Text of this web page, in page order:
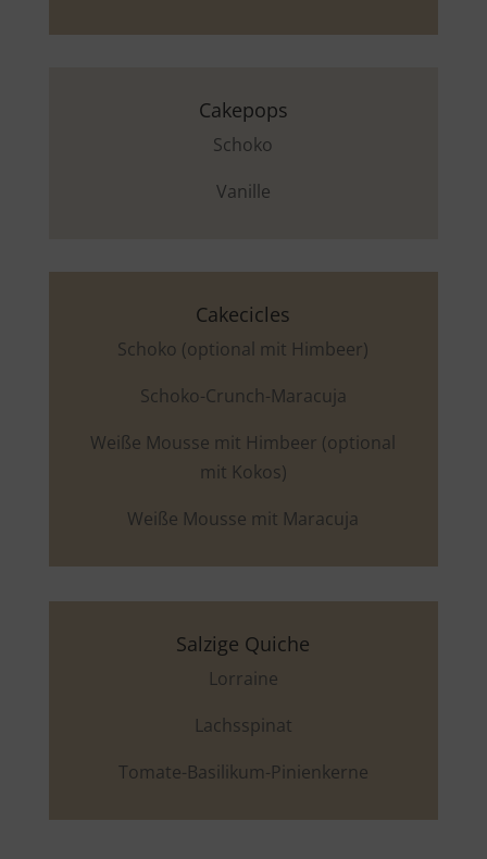
Cakepops
Schoko
Vanille
Cakecicles
Schoko (optional mit Himbeer)
Schoko-Crunch-Maracuja
Weiße Mousse mit Himbeer (optional
mit Kokos)
Weiße Mousse mit Maracuja
Salzige Quiche
Lorraine
Lachsspinat
Tomate-Basilikum-Pinienkerne